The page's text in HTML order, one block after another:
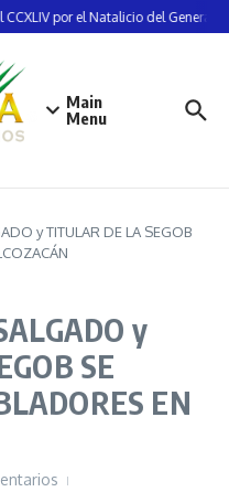
por el Natalicio del General
Main
Menu
y TITULAR DE LA SEGOB
y
SE
EN